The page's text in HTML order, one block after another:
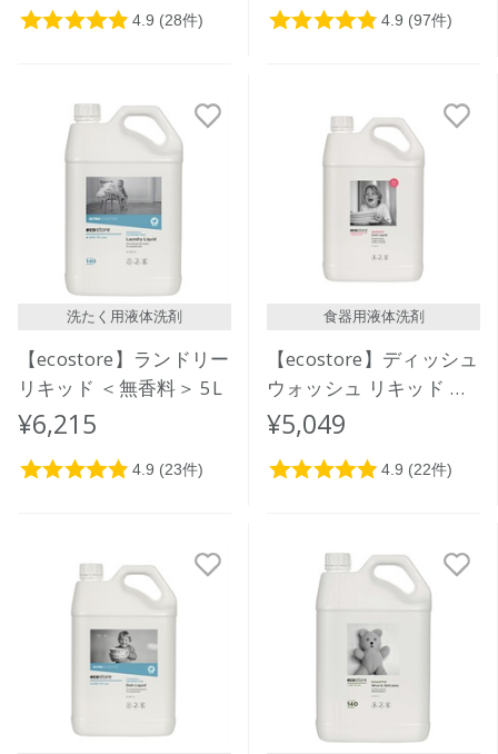
洗たく用液体洗剤
【ecostore】ランドリー
リキッド ＜無香料＞ 5L
¥6,215
食器用液体洗剤
【ecostore】ディッシュ
ウォッシュ リキッド ＜
グレープフルーツ＞ 5L
¥5,049